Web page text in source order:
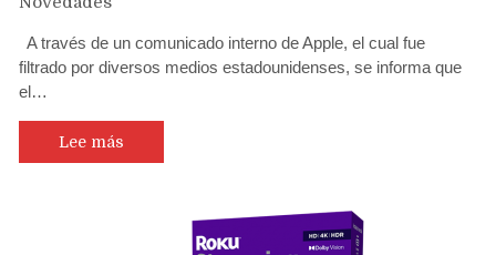
A través de un comunicado interno de Apple, el cual fue
filtrado por diversos medios estadounidenses, se informa que
el…
Lee más